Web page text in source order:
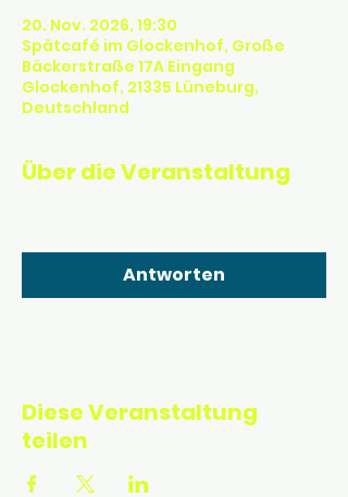
20. Nov. 2026, 19:30
Spätcafé im Glockenhof, Große
Bäckerstraße 17A Eingang
Glockenhof, 21335 Lüneburg,
Deutschland
Über die Veranstaltung
Antworten
Diese Veranstaltung
teilen